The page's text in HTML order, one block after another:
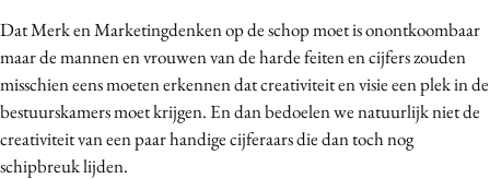
Influencer marketing
Interne communicatie
Martech
Media
Merkstrategie
Dat Merk en Marketingdenken op de schop moet is onontkoombaar
maar de mannen en vrouwen van de harde feiten en cijfers zouden
misschien eens moeten erkennen dat creativiteit en visie een plek in de
bestuurskamers moet krijgen. En dan bedoelen we natuurlijk niet de
creativiteit van een paar handige cijferaars die dan toch nog
schipbreuk lijden.